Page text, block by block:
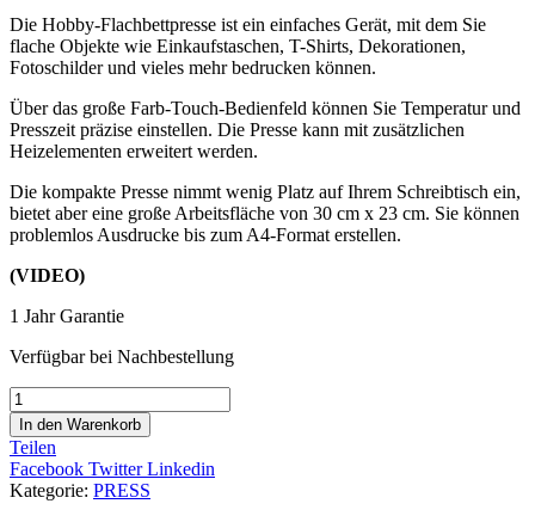
Die Hobby-Flachbettpresse ist ein einfaches Gerät, mit dem Sie
flache Objekte wie Einkaufstaschen, T-Shirts, Dekorationen,
Fotoschilder und vieles mehr bedrucken können.
Über das große Farb-Touch-Bedienfeld können Sie Temperatur und
Presszeit präzise einstellen. Die Presse kann mit zusätzlichen
Heizelementen erweitert werden.
Die kompakte Presse nimmt wenig Platz auf Ihrem Schreibtisch ein,
bietet aber eine große Arbeitsfläche von 30 cm x 23 cm. Sie können
problemlos Ausdrucke bis zum A4-Format erstellen.
(VIDEO)
1 Jahr Garantie
Verfügbar bei Nachbestellung
Flache
Heizpresse
Craft
Express
Hobby
30
In den Warenkorb
Teilen
Facebook TwitterLinkedin
Kategorie: PRESS